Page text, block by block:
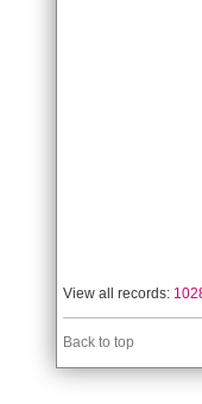
View all records:
Back to top